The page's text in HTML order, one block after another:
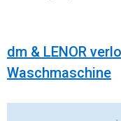
dm & LENOR
Waschmaschine